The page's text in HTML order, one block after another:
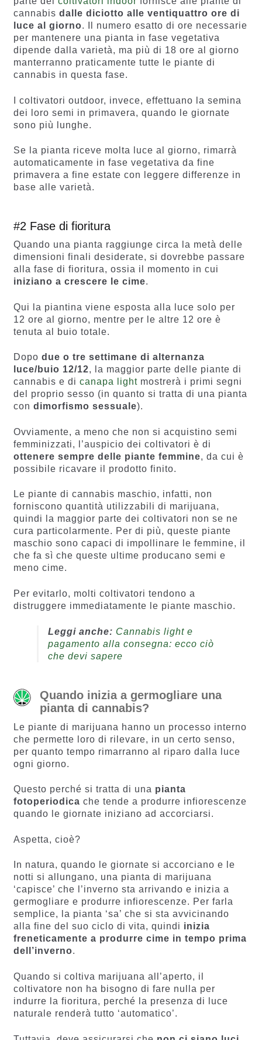
cannabis dalle diciotto alle ventiquattro ore di
luce al giorno. Il numero esatto di ore necessarie
per mantenere una pianta in fase vegetativa
dipende dalla varietà, ma più di 18 ore al giorno
manterranno praticamente tutte le piante di
cannabis in questa fase.
I coltivatori outdoor, invece, effettuano la semina
dei loro semi in primavera, quando le giornate
sono più lunghe.
Se la pianta riceve molta luce al giorno, rimarrà
automaticamente in fase vegetativa da fine
primavera a fine estate con leggere differenze in
base alle varietà.
#2 Fase di fioritura
Quando una pianta raggiunge circa la metà delle
dimensioni finali desiderate, si dovrebbe passare
alla fase di fioritura, ossia il momento in cui
iniziano a crescere le cime.
Qui la piantina viene esposta alla luce solo per
12 ore al giorno, mentre per le altre 12 ore è
tenuta al buio totale.
Dopo due o tre settimane di alternanza
luce/buio 12/12, la maggior parte delle piante di
cannabis e di canapa lightmostrerà i primi segni
del proprio sesso (in quanto si tratta di una pianta
con dimorfismo sessuale).
Ovviamente, a meno che non si acquistino semi
femminizzati, l’auspicio dei coltivatori è di
ottenere sempre delle piante femmine, da cui è
possibile ricavare il prodotto finito.
Le piante di cannabis maschio, infatti, non
forniscono quantità utilizzabili di marijuana,
quindi la maggior parte dei coltivatori non se ne
cura particolarmente. Per di più, queste piante
maschio sono capaci di impollinare le femmine, il
che fa sì che queste ultime producano semi e
meno cime.
Per evitarlo, molti coltivatori tendono a
distruggere immediatamente le piante maschio.
Leggi anche: Cannabis light e
pagamento alla consegna: ecco ciò
che devi sapere
Quando inizia a germogliare una
pianta di cannabis?
Le piante di marijuana hanno un processo interno
che permette loro di rilevare, in un certo senso,
per quanto tempo rimarranno al riparo dalla luce
ogni giorno.
Questo perché si tratta di una pianta
fotoperiodica che tende a produrre infiorescenze
quando le giornate iniziano ad accorciarsi.
Aspetta, cioè?
In natura, quando le giornate si accorciano e le
notti si allungano, una pianta di marijuana
‘capisce’ che l’inverno sta arrivando e inizia a
germogliare e produrre infiorescenze. Per farla
semplice, la pianta ‘sa’ che si sta avvicinando
alla fine del suo ciclo di vita, quindi inizia
freneticamente a produrre cime in tempo prima
dell’inverno.
Quando si coltiva marijuana all’aperto, il
coltivatore non ha bisogno di fare nulla per
indurre la fioritura, perché la presenza di luce
naturale renderà tutto ‘automatico’.